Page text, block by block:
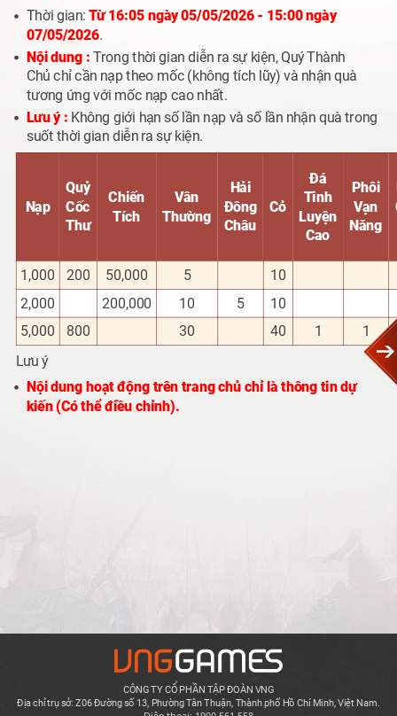
Thời gian: Từ 16:05 ngày 05/05/2026 - 15:00 ngày
07/05/2026.
Nội dung :Trong thời gian diễn ra sự kiện, Quý Thành
Chủ chỉ cần nạp theo mốc (không tích lũy) và nhận quà
tương ứng với mốc nạp cao nhất.
Lưu ý : Không giới hạn số lần nạp và số lần nhận quà trong
suốt thời gian diễn ra sự kiện.
Nạp
Quỷ
Cốc
Thư
Chiến
Tích
Vân
Thường
Hải
Đông
Châu
Cỏ
Đá
Tinh
Luyện
Cao
Phôi
Vạn
Năng
1,000 200 50,000 5 10
2,000 200,000 10 5
10
5,000
800 30 40 1
1
Lưu ý
Nội dung hoạt động trên trang chủ chỉ là thông tin dự
kiến (Có thể điều chỉnh).
CÔNG TY CỔ PHẦN TẬP ĐOÀN VNG
Địa chỉ trụ sở: Z06 Đường số 13, Phường Tân Thuận, Thành phố Hồ Chí Minh, Việt Nam.